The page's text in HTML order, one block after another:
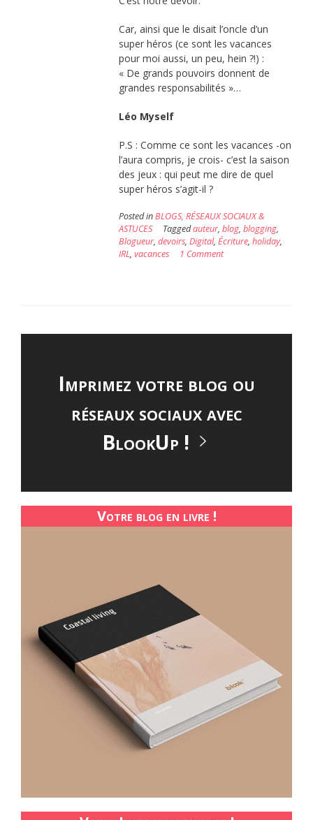
Car, ainsi que le disait l’oncle d’un
super héros (ce sont les vacances
pour moi aussi, un peu, hein ?!) :
« De grands pouvoirs donnent de
grandes responsabilités »…
Léo Myself
P.S : Comme ce sont les vacances -on
l’aura compris, je crois- c’est la saison
des jeux : qui peut me dire de quel
super héros s’agit-il ?
Posted inBLOGS, RÉSEAUX SOCIAUX &
ASTUCES
Taggedauteur, blog, blogging,
Blogueur, devoirs, Digital, Écriture, holiday,
IRL, vacances 1 Comment
Imprimez votre blog ou
réseaux sociaux avec
BlookUp !
Votre blog en livre !